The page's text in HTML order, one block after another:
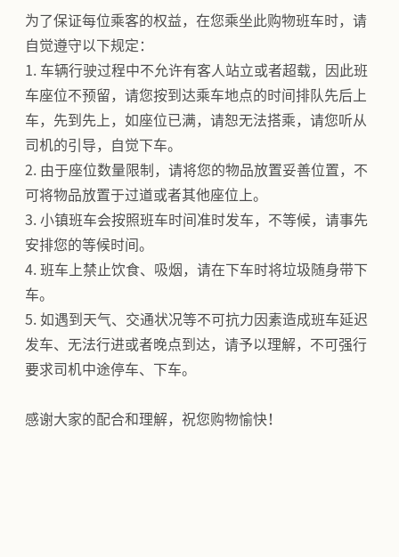
为了保证每位乘客的权益，在您乘坐此购物班车时，请
自觉遵守以下规定：
1. 车辆行驶过程中不允许有客人站立或者超载，因此班
车座位不预留，请您按到达乘车地点的时间排队先后上
车，先到先上，如座位已满，请恕无法搭乘，请您听从
司机的引导，自觉下车。
2. 由于座位数量限制，请将您的物品放置妥善位置，不
可将物品放置于过道或者其他座位上。
3. 小镇班车会按照班车时间准时发车，不等候，请事先
安排您的等候时间。
4. 班车上禁止饮食、吸烟，请在下车时将垃圾随身带下
车。
5. 如遇到天气、交通状况等不可抗力因素造成班车延迟
发车、无法行进或者晚点到达，请予以理解，不可强行
要求司机中途停车、下车。
感谢大家的配合和理解，祝您购物愉快！